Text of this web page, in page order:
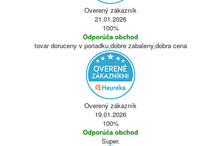
Overený zákazník
21.01.2026
100%
Odporúča obchod
tovar doruceny v poriadku,dobre zabaleny,dobra cena
Overený zákazník
19.01.2026
100%
Odporúča obchod
Super.